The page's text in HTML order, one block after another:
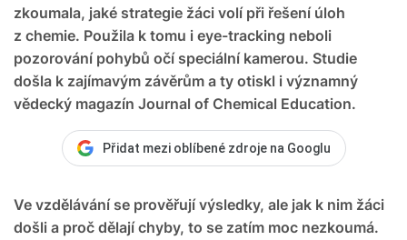
zkoumala, jaké strategie žáci volí při řešení úloh
z chemie. Použila k tomu i eye-tracking neboli
pozorování pohybů očí speciální kamerou. Studie
došla k zajímavým závěrům a ty otiskl i významný
vědecký magazín Journal of Chemical Education.
Přidat mezi oblíbené zdroje na Googlu
Ve vzdělávání se prověřují výsledky, ale jak k nim žáci
došli a proč dělají chyby, to se zatím moc nezkoumá.